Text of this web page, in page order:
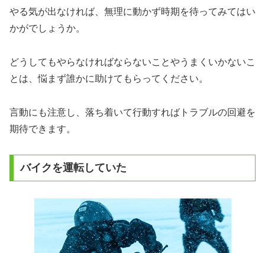
やる気が出なければ、無理に動かず時期を待ってみてはい
かがでしょうか。
どうしてもやらなければならないことやうまくいかないこ
とは、悩まず誰かに助けてもらってください。
言動にも注意し、落ち着いて行動すればトラブルの回避を
期待できます。
バイクを運転していた